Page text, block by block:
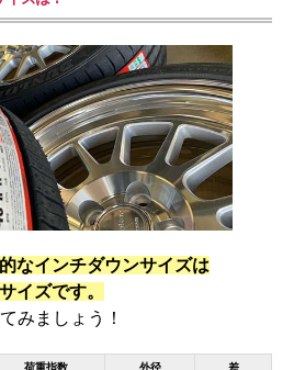
なインチダウンサイズは
イズです。
みましょう！
荷重指数 外径 差